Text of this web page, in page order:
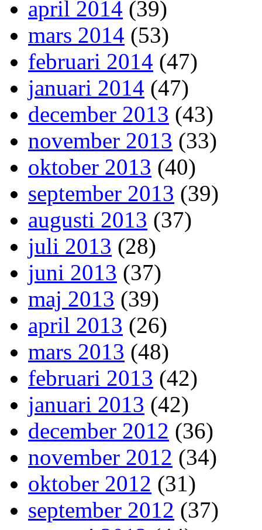
april 2014 (39)
mars 2014 (53)
februari 2014 (47)
januari 2014 (47)
december 2013 (43)
november 2013 (33)
oktober 2013 (40)
september 2013 (39)
augusti 2013 (37)
juli 2013 (28)
juni 2013 (37)
maj 2013 (39)
april 2013 (26)
mars 2013 (48)
februari 2013 (42)
januari 2013 (42)
december 2012 (36)
november 2012 (34)
oktober 2012 (31)
september 2012 (37)